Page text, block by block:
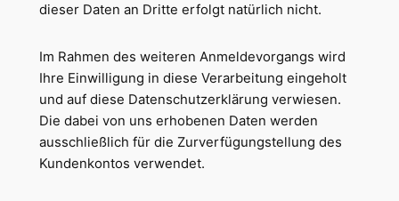
dieser Daten an Dritte erfolgt natürlich nicht.
Im Rahmen des weiteren Anmeldevorgangs wird
Ihre Einwilligung in diese Verarbeitung eingeholt
und auf diese Datenschutzerklärung verwiesen.
Die dabei von uns erhobenen Daten werden
ausschließlich für die Zurverfügungstellung des
Kundenkontos verwendet.